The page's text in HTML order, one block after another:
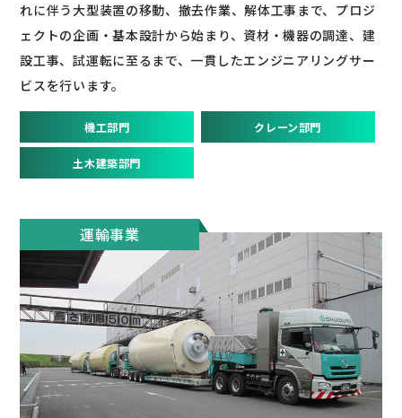
れに伴う大型装置の移動、撤去作業、解体工事まで、プロジ
ェクトの企画・基本設計から始まり、資材・機器の調達、建
設工事、試運転に至るまで、一貫したエンジニアリングサー
ビスを行います。
機工部門 クレーン部門
土木建築部門
運輸事業